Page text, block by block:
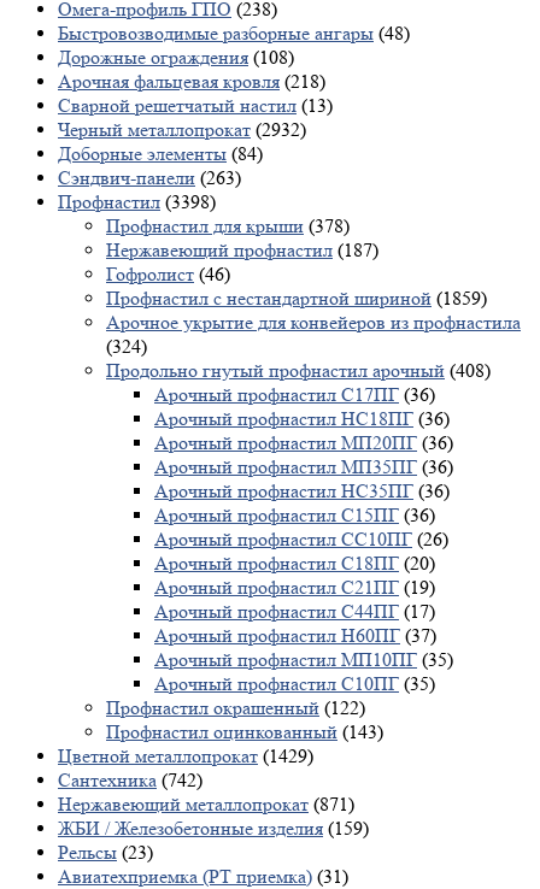
Омега-профиль ГПО (238)
Быстровозводимые разборные ангары (48)
Дорожные ограждения (108)
Арочная фальцевая кровля (218)
Сварной решетчатый настил (13)
Черный металлопрокат (2932)
Доборные элементы (84)
Сэндвич-панели (263)
Профнастил (3398)
Профнастил для крыши (378)
Нержавеющий профнастил (187)
Гофролист (46)
Профнастил с нестандартной шириной (1859)
Арочное укрытие для конвейеров из профнастила
(324)
Продольно гнутый профнастил арочный (408)
Арочный профнастил С17ПГ (36)
Арочный профнастил НС18ПГ (36)
Арочный профнастил МП20ПГ (36)
Арочный профнастил МП35ПГ (36)
Арочный профнастил НС35ПГ (36)
Арочный профнастил С15ПГ (36)
Арочный профнастил СС10ПГ (26)
Арочный профнастил С18ПГ (20)
Арочный профнастил С21ПГ (19)
Арочный профнастил С44ПГ (17)
Арочный профнастил Н60ПГ (37)
Арочный профнастил МП10ПГ (35)
Арочный профнастил С10ПГ (35)
Профнастил окрашенный (122)
Профнастил оцинкованный (143)
Цветной металлопрокат (1429)
Сантехника (742)
Нержавеющий металлопрокат (871)
ЖБИ / Железобетонные изделия (159)
Рельсы (23)
Авиатехприемка (РТ приемка) (31)